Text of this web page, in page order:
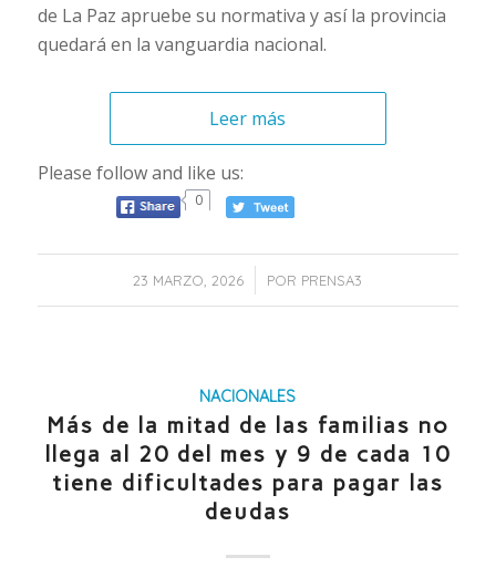
de La Paz apruebe su normativa y así la provincia
quedará en la vanguardia nacional.
Leer más
Please follow and like us:
0
23 MARZO, 2026
/ POR PRENSA3
NACIONALES
Más de la mitad de las familias no
llega al 20 del mes y 9 de cada 10
tiene dificultades para pagar las
deudas